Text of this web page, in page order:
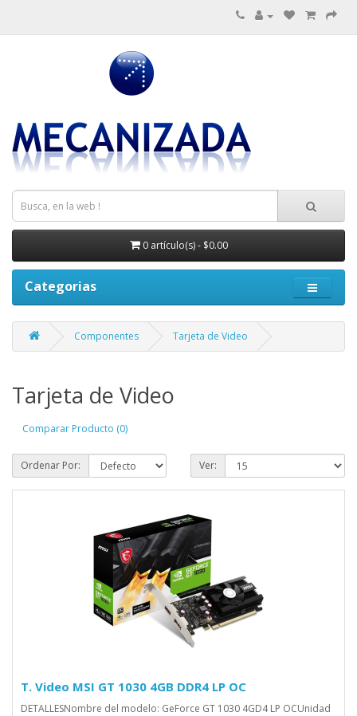
0 artículo(s) - $0.00
Categorias
Componentes Tarjeta de Video
Tarjeta de Video
Comparar Producto (0)
Ordenar Por: Ver:
T. Video MSI GT 1030 4GB DDR4 LP OC
DETALLESNombre del modelo: GeForce GT 1030 4GD4 LP OCUnidad